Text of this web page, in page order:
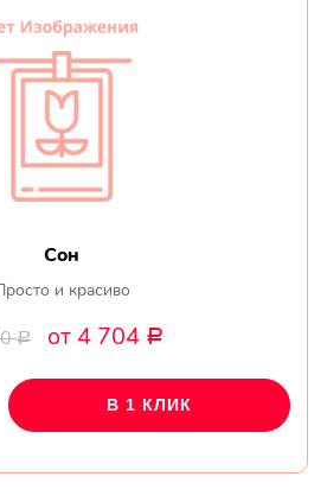
Сон
и красиво
Р от 4 704 Р
В 1 КЛИК